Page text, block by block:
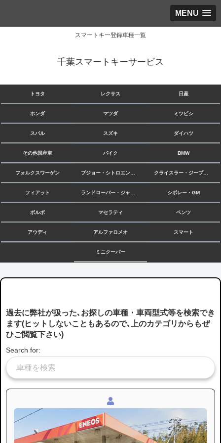
MENU
スマートキー登録車種一覧
千葉スマートキーサービス
トヨタ レクサス 日産
ホンダ マツダ ミツビシ
スバル スズキ ダイハツ
その他国産車 バイク BMW
フォルクスワーゲン クライスラー・ジープ・ダッジ
フィアット シボレー・GM
ボルボ マセラティ ベンツ
アウディ アルファロメオ スマート
ミニクーパー
過去に弊社が扱った､お探しの車種・車両型式等を検索でき
ます(ヒットしないこともあるので､上のカテゴリからもぜ
ひご閲覧下さい)
Search for: